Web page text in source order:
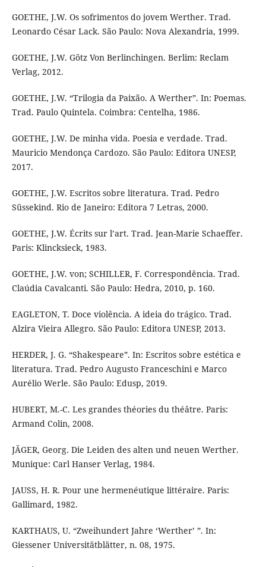
GOETHE, J.W. Os sofrimentos do jovem Werther. Trad.
Leonardo César Lack. São Paulo: Nova Alexandria, 1999.
GOETHE, J.W. Götz Von Berlinchingen. Berlim: Reclam
Verlag, 2012.
GOETHE, J.W. “Trilogia da Paixão. A Werther”. In: Poemas.
Trad. Paulo Quintela. Coimbra: Centelha, 1986.
GOETHE, J.W. De minha vida. Poesia e verdade. Trad.
Mauricio Mendonça Cardozo. São Paulo: Editora UNESP,
2017.
GOETHE, J.W. Escritos sobre literatura. Trad. Pedro
Süssekind. Rio de Janeiro: Editora 7 Letras, 2000.
GOETHE, J.W. Écrits sur l’art. Trad. Jean-Marie Schaeffer.
Paris: Klincksieck, 1983.
GOETHE, J.W. von; SCHILLER, F. Correspondência. Trad.
Claúdia Cavalcanti. São Paulo: Hedra, 2010, p. 160.
EAGLETON, T. Doce violência. A ideia do trágico. Trad.
Alzira Vieira Allegro. São Paulo: Editora UNESP, 2013.
HERDER, J. G. “Shakespeare”. In: Escritos sobre estética e
literatura. Trad. Pedro Augusto Franceschini e Marco
Aurélio Werle. São Paulo: Edusp, 2019.
HUBERT, M.-C. Les grandes théories du théâtre. Paris:
Armand Colin, 2008.
JÄGER, Georg. Die Leiden des alten und neuen Werther.
Munique: Carl Hanser Verlag, 1984.
JAUSS, H. R. Pour une hermenéutique littéraire. Paris:
Gallimard, 1982.
KARTHAUS, U. “Zweihundert Jahre ‘Werther’ ”. In:
Giessener Universitätblätter, n. 08, 1975.